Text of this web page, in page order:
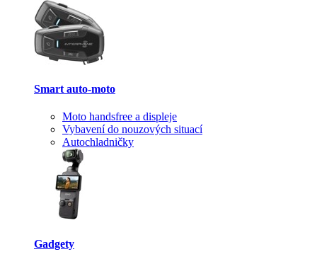
Smart auto-moto
Moto handsfree a displeje
Vybavení do nouzových situací
Autochladničky
Gadgety